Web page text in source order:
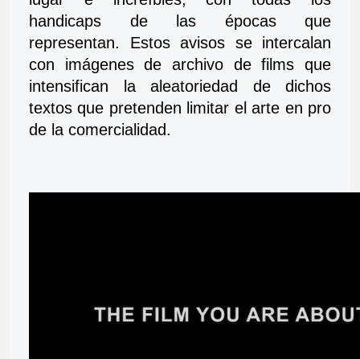
handicaps de las épocas que
representan. Estos avisos se intercalan
con imágenes de archivo de films que
intensifican la aleatoriedad de dichos
textos que pretenden limitar el arte en pro
de la comercialidad.